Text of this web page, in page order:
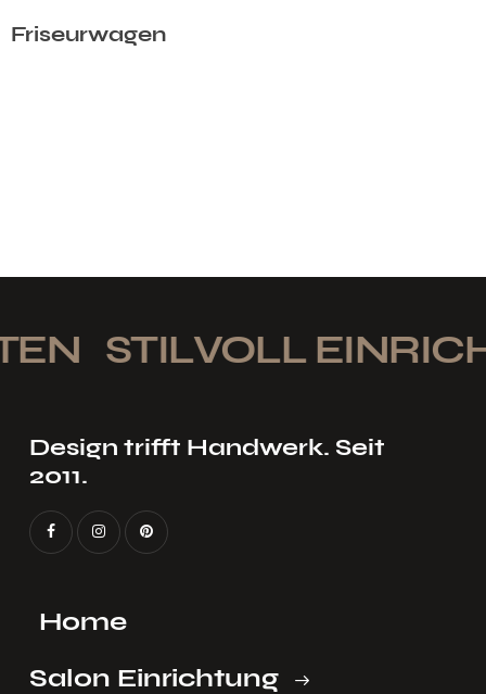
Friseurwagen
STILVOLL
Design trifft Handwerk. Seit
2011.
Home
Salon Einrichtung